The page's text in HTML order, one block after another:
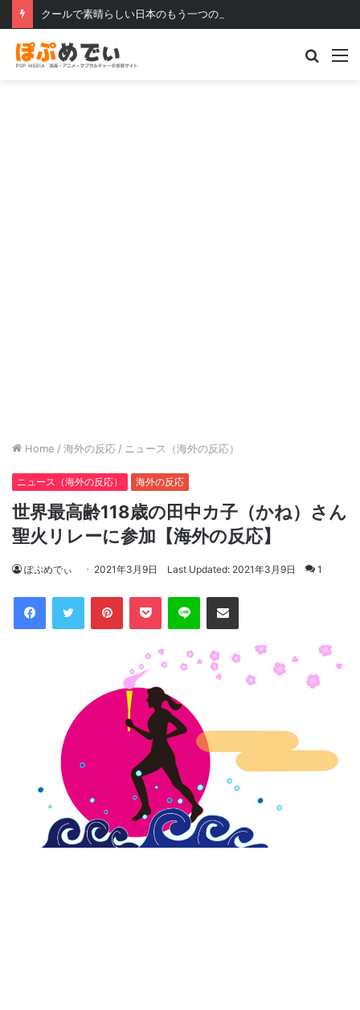
クールで素晴らしい日本のもう一つの顔
Search
Home / 海外の反応 / ニュース（海外の反応）
ニュース（海外の反応） 海外の反応
世界最高齢118歳の田中カ子（かね）さん
聖火リレーに参加【海外の反応】
ぽぷめでぃ 2021年3月9日 Last Updated: 2021年3月9日 1
FacebookTwitter PinterestPocket Line Share via Email